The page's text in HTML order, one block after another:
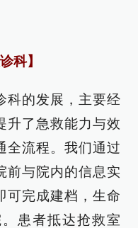
科】
科的发展，主要经
升了急救能力与效
全流程。我们通过
前与院内的信息实
可完成建档，生命
患者抵达抢救室